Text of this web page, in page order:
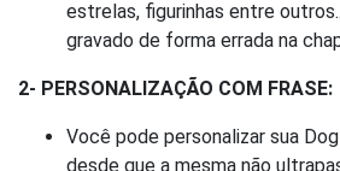
estrelas, figurinhas entre
gravado de forma errada na
2- PERSONALIZAÇÃO COM FRASE:
Você pode personalizar sua
desde que a mesma não